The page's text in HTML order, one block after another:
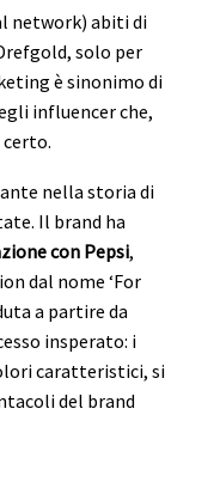
network) abiti di
solo per
è sinonimo di
influencer che,
certo.
nella storia di
Il brand ha
con Pepsi,
dal nome ‘For
a partire da
insperato: i
caratteristici, si
del brand